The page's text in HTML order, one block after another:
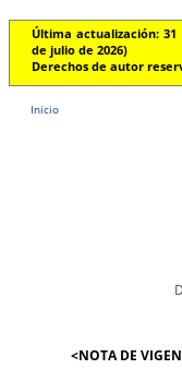
Última actualización:
de julio de 2026)
Derechos de autor
Inicio
<NOTA DE